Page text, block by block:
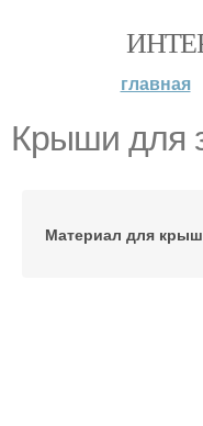
главная
Крыши для
Материал для